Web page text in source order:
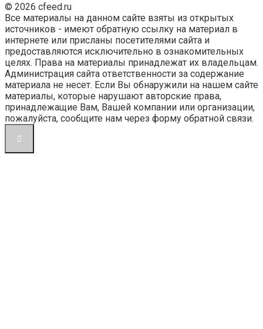
© 2026 cfeed.ru
Все материалы на данном сайте взяты из открытых
источников - имеют обратную ссылку на материал в
интернете или присланы посетителями сайта и
предоставляются исключительно в ознакомительных
целях. Права на материалы принадлежат их владельцам.
Администрация сайта ответственности за содержание
материала не несет. Если Вы обнаружили на нашем сайте
материалы, которые нарушают авторские права,
принадлежащие Вам, Вашей компании или организации,
пожалуйста, сообщите нам через форму обратной связи.